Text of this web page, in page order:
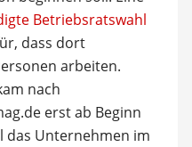
Betriebsratswahl
dass dort
arbeiten.
nach
erst ab Beginn
das Unternehmen im